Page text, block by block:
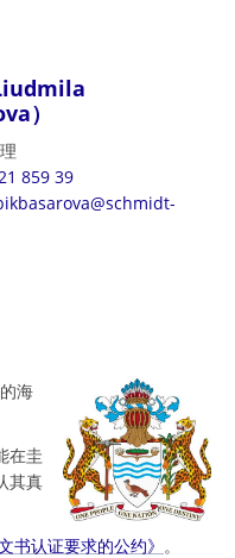
）
859 39
海
在圭
其真
书认证要求的公约》 。